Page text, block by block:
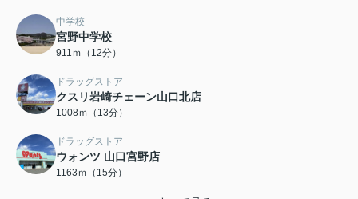
中学校
宮野中学校
911ｍ（12分）
ドラッグストア
クスリ岩崎チェーン山口北店
1008ｍ（13分）
ドラッグストア
ウォンツ 山口宮野店
1163ｍ（15分）